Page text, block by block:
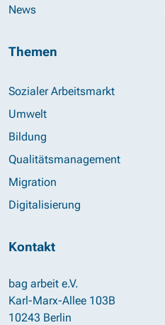
News
Themen
Sozialer Arbeitsmarkt
Umwelt
Bildung
Qualitätsmanagement
Migration
Digitalisierung
Kontakt
bag arbeit e.V.
Karl-Marx-Allee 103B
10243 Berlin